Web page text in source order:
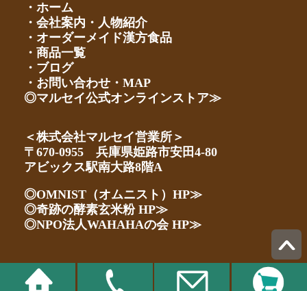
・ホーム
・会社案内・人物紹介
・オーダーメイド漢方食品
・商品一覧
・ブログ
・お問い合わせ・MAP
◎マルセイ公式オンラインストア≫
＜株式会社マルセイ営業所＞
〒670-0955 兵庫県姫路市安田4-80
アビックス駅南大路8階A
◎OMNIST（オムニスト）HP≫
◎奇跡の酵素玄米粉 HP≫
◎NPO法人WAHAHAの会 HP≫